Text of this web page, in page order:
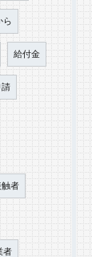
ら
給付金
請
触者
者